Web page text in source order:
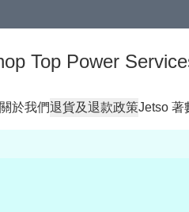
Top Power
關於我們退貨及退款政策Jetso 著